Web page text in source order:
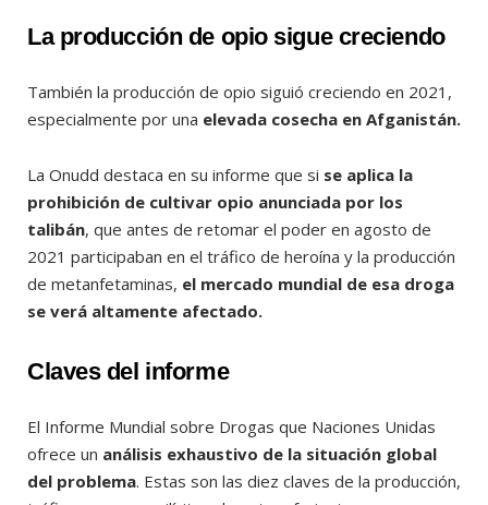
La producción de opio sigue creciendo
También la producción de opio siguió creciendo en 2021,
especialmente por una elevada cosecha en Afganistán.
La Onudd destaca en su informe que si se aplica la
prohibición de cultivar opio anunciada por los
talibán, que antes de retomar el poder en agosto de
2021 participaban en el tráfico de heroína y la producción
de metanfetaminas, el mercado mundial de esa droga
se verá altamente afectado.
Claves del informe
El Informe Mundial sobre Drogas que Naciones Unidas
ofrece un análisis exhaustivo de la situación global
del problema. Estas son las diez claves de la producción,